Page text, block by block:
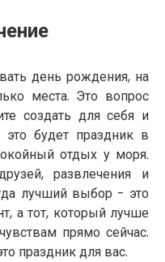
день рождения, на
места. Это вопрос
создать для себя и
будет праздник в
отдых у моря.
развлечения и
лучший выбор - это
а тот, который лучше
прямо сейчас.
праздник для вас.